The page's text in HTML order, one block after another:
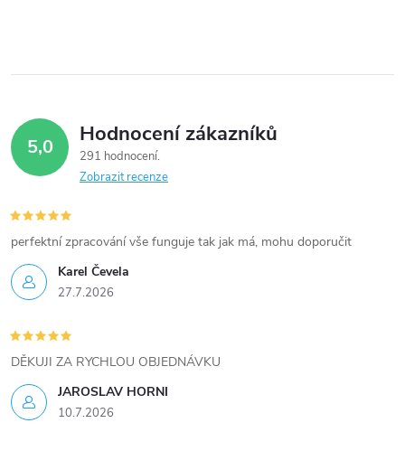
l
d
a
c
í
p
r
v
k
y
5,0 Hodnocení zákazníků
291 hodnocení
Zobrazit recenze
Karel Čevela
27.7.2026
perfektní zpracování vše funguje tak jak má, mohu doporučit
JAROSLAV HORNI
10.7.2026
DĚKUJI ZA RYCHLOU OBJEDNÁVKU